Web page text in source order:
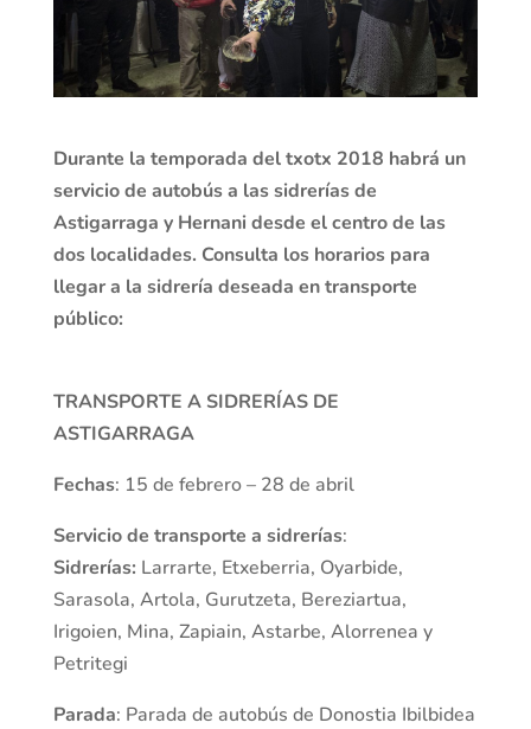
Durante la temporada del txotx 2018 habrá un
servicio de autobús a las sidrerías de
Astigarraga y Hernani desde el centro de las
dos localidades. Consulta los horarios para
llegar a la sidrería deseada en transporte
público:
TRANSPORTE A SIDRERÍAS DE
ASTIGARRAGA
Fechas: 15 de febrero – 28 de abril
Servicio de transporte a sidrerías:
Sidrerías: Larrarte, Etxeberria, Oyarbide,
Sarasola, Artola, Gurutzeta, Bereziartua,
Irigoien, Mina, Zapiain, Astarbe, Alorrenea y
Petritegi
Parada: Parada de autobús de Donostia Ibilbidea